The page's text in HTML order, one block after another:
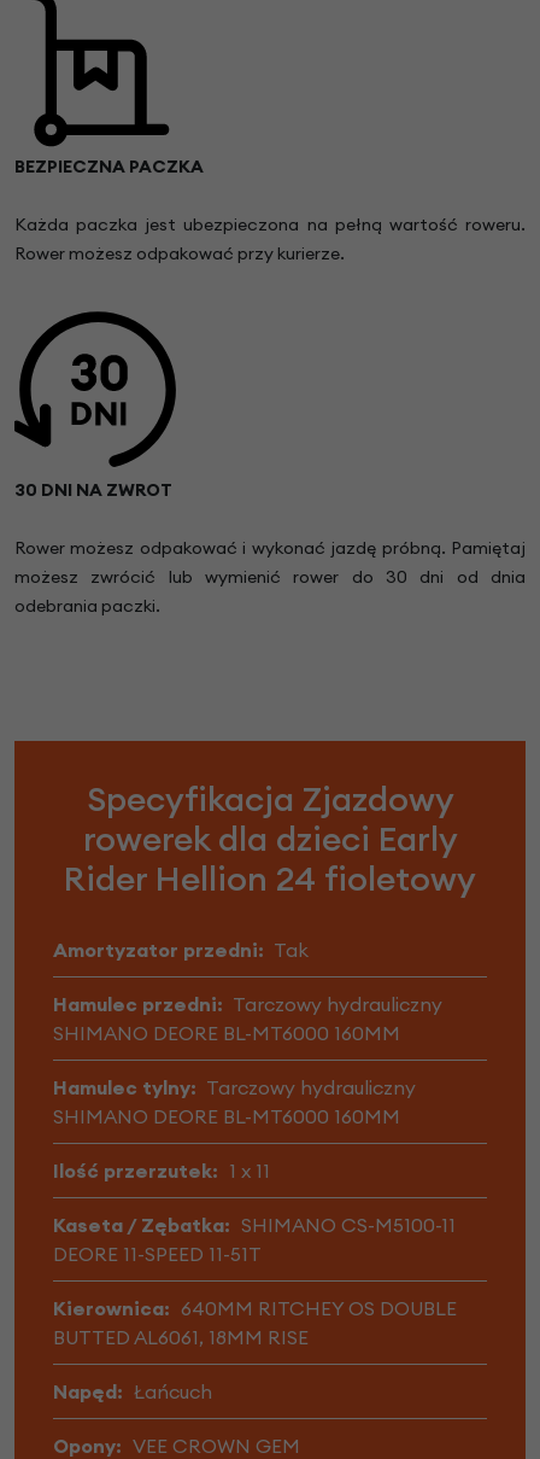
BEZPIECZNA PACZKA
Każda paczka jest ubezpieczona na pełną wartość roweru.
Rower możesz odpakować przy kurierze.
30 DNI NA ZWROT
Rower możesz odpakować i wykonać jazdę próbną. Pamiętaj
możesz zwrócić lub wymienić rower do 30 dni od dnia
odebrania paczki.
Specyfikacja Zjazdowy
rowerek dla dzieci Early
Rider Hellion 24 fioletowy
Amortyzator przedni: Tak
Hamulec przedni: Tarczowy hydrauliczny
SHIMANO DEORE BL-MT6000 160MM
Hamulec tylny: Tarczowy hydrauliczny
SHIMANO DEORE BL-MT6000 160MM
Ilość przerzutek: 1 x 11
Kaseta / Zębatka: SHIMANO CS-M5100-11
DEORE 11-SPEED 11-51T
Kierownica: 640MM RITCHEY OS DOUBLE
BUTTED AL6061, 18MM RISE
Napęd: Łańcuch
Opony: VEE CROWN GEM